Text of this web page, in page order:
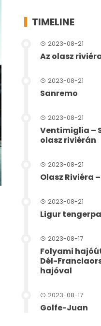
TIMELINE
2023-08-21
Az olasz
2023-08-21
Sanremo
2023-08-21
Ventimiglia –
olasz riviérán
2023-08-21
Olasz Riviéra
2023-08-21
Ligur
2023-08-17
Folyami
Dél-
hajóval
2023-08-17
Golfe-Juan